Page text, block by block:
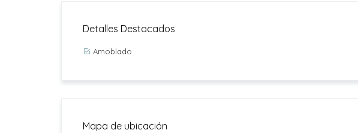
Detalles Destacados
Amoblado
Mapa de ubicación